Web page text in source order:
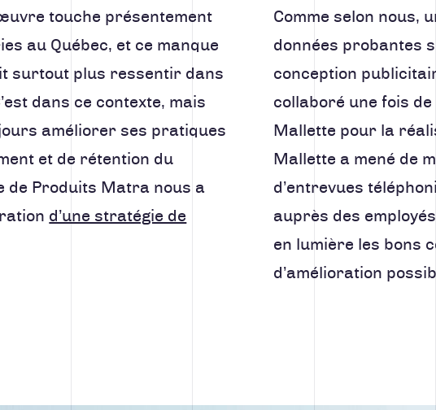
touche présentement
au Québec, et ce manque
surtout plus ressentir dans
dans ce contexte, mais
améliorer ses pratiques
et de rétention du
de Produits Matra nous a
d’une stratégie de
Comme selon nous,
données probantes
conception
collaboré une fois
Mallette pour la
Mallette a mené de
d’entrevues
auprès des
en lumière les bons
d’amélioration